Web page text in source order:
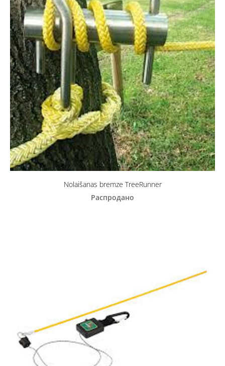
Nolaišanas bremze TreeRunner
Распродано